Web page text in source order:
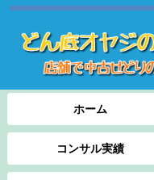
ホーム
コンサル実績